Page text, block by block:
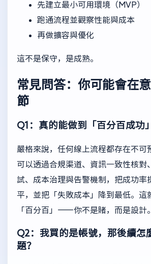
先建立最小可用環境（MVP）
跑通流程並觀察性能與成本
再做擴容與優化
這不是保守，是成熟。
常見問答：你可能會在
節
Q1：真的能做到「百分百成功
嚴格來說，任何線上流程都存在不可
可以透過合規渠道、資訊一致性核對
試、成本治理與告警機制，把成功率
平，並把「失敗成本」降到最低。這
「百分百」——你不是賭，而是設計。
Q2：我買的是帳號，那後續怎
題？